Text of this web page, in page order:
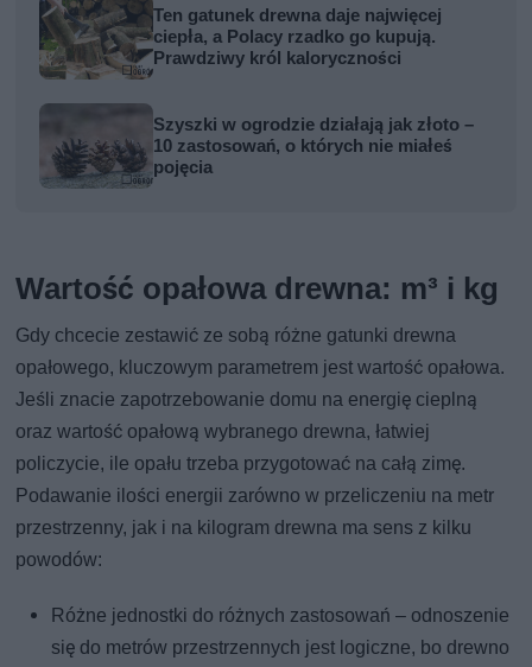
Ten gatunek drewna daje najwięcej
ciepła, a Polacy rzadko go kupują.
Prawdziwy król kaloryczności
Szyszki w ogrodzie działają jak złoto –
10 zastosowań, o których nie miałeś
pojęcia
Wartość opałowa drewna: m³ i kg
Gdy chcecie zestawić ze sobą różne gatunki drewna
opałowego, kluczowym parametrem jest wartość opałowa.
Jeśli znacie zapotrzebowanie domu na energię cieplną
oraz wartość opałową wybranego drewna, łatwiej
policzycie, ile opału trzeba przygotować na całą zimę.
Podawanie ilości energii zarówno w przeliczeniu na metr
przestrzenny, jak i na kilogram drewna ma sens z kilku
powodów:
Różne jednostki do różnych zastosowań – odnoszenie
się do metrów przestrzennych jest logiczne, bo drewno